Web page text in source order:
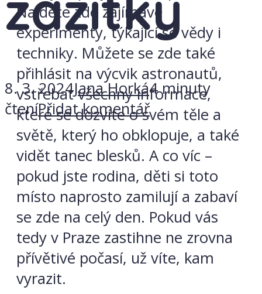
8. 3. 2024Jana Horká4 minuty
čteníPřidat komentář
Najdete zde zajímavé
experimenty, týkající se vědy i
techniky. Můžete se zde také
přihlásit na výcvik astronautů,
vstřebat všechny informace,
které se dozvíte o svém těle a
světě, který ho obklopuje, a také
vidět tanec blesků. A co víc –
pokud jste rodina, děti si toto
místo naprosto zamilují a zabaví
se zde na celý den. Pokud vás
tedy v Praze zastihne ne zrovna
přívětivé počasí, už víte, kam
vyrazit.